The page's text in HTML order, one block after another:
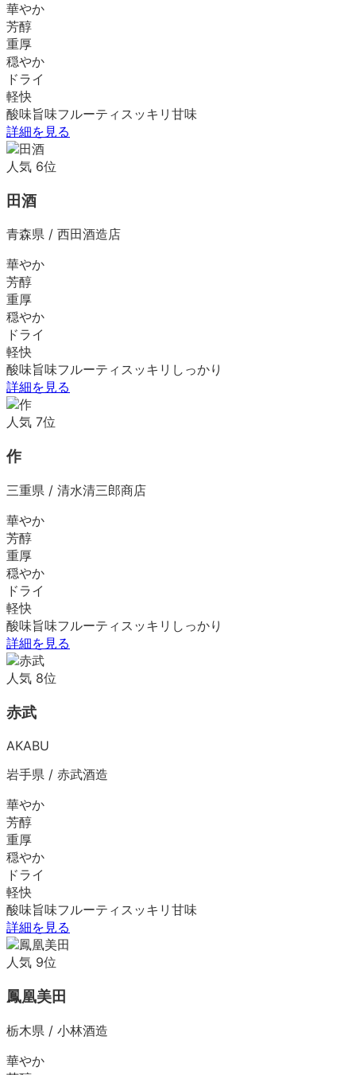
華やか
芳醇
重厚
穏やか
ドライ
軽快
酸味旨味フルーティ スッキリ 甘味
詳細を見る
人気 6位
田酒
青森県 / 西田酒造店
華やか
芳醇
重厚
穏やか
ドライ
軽快
酸味旨味フルーティ スッキリ しっかり
詳細を見る
人気 7位
作
三重県 / 清水清三郎商店
華やか
芳醇
重厚
穏やか
ドライ
軽快
酸味旨味フルーティ スッキリ しっかり
詳細を見る
人気 8位
赤武
AKABU
岩手県 / 赤武酒造
華やか
芳醇
重厚
穏やか
ドライ
軽快
酸味旨味フルーティ スッキリ 甘味
詳細を見る
人気 9位
鳳凰美田
栃木県 / 小林酒造
華やか